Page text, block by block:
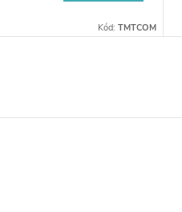
Kód: TMTCOM